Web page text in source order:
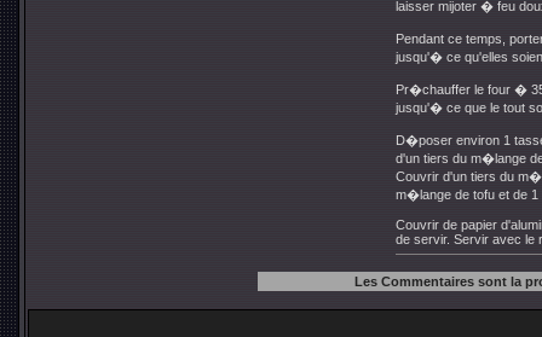
laisser mijoter � feu
Pendant ce temps,
jusqu'� ce qu'elles
Pr�chauffer le four �
jusqu'� ce que le tout
D�poser environ 1
d'un tiers du m�lange
Couvrir d'un tiers du
m�lange de tofu et de 1
Couvrir de papier
de servir. Servir avec le
Les Commentaires sont la